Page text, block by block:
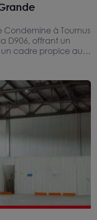
Condemine à Tournus
D906, offrant un
cadre propice aux